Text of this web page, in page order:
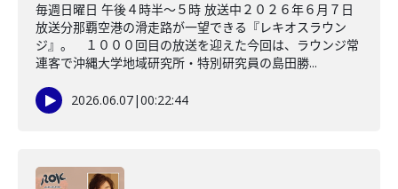
毎週日曜日 午後４時半～５時 放送中２０２６年６月７日
放送分那覇空港の滑走路が一望できる『レキオスラウン
ジ』。 １０００回目の放送を迎えた今回は、ラウンジ常
連客で沖縄大学地域研究所・特別研究員の島田勝...
2026.06.07|00:22:44